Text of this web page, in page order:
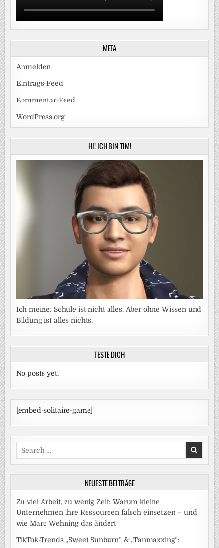
META
Anmelden
Eintrags-Feed
Kommentar-Feed
WordPress.org
HI! ICH BIN TIM!
Ich meine: Schule ist nicht alles. Aber ohne Wissen und
Bildung ist alles nichts.
TESTE DICH
No posts yet.
[embed-solitaire-game]
Search
for:
NEUESTE BEITRÄGE
Zu viel Arbeit, zu wenig Zeit: Warum kleine
Unternehmen ihre Ressourcen falsch einsetzen – und
wie Marc Wehning das ändert
TikTok-Trends „Sweet Sunburn“ & „Tanmaxxing“: